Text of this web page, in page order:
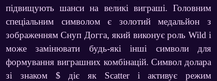
підвищують шанси на великі виграші. Головним
спеціальним символом є золотий медальйон з
зображенням Снуп Догга, який виконує роль Wild і
може замінювати будь-які інші символи для
формування виграшних комбінацій. Символ долара
зі знаком $ діє як Scatter і активує режим